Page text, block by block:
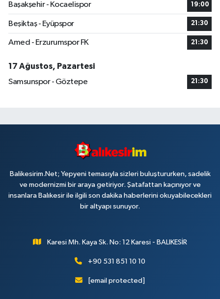
Başakşehir - Kocaelispor
19:00
Beşiktaş - Eyüpspor 21:30
Amed - Erzurumspor FK 21:30
17 Ağustos, Pazartesi
Samsunspor - Göztepe
21:30
Balikesirim.Net; Yepyeni temasıyla sizleri buluştururken, sadelik
ve modernizmi bir araya getiriyor. Şatafattan kaçınıyor ve
insanlara Balıkesir ile ilgili son dakika haberlerini okuyabilecekleri
bir altyapı sunuyor.
Karesi Mh. Kaya Sk. No: 12 Karesi - BALIKESİR
+90 531 851 10 10
[email protected]